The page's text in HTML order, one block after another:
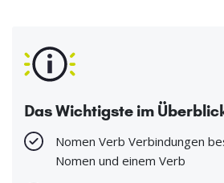
Das Wichtigste im
Nomen Verb Verbindungen
Nomen und einem Verb